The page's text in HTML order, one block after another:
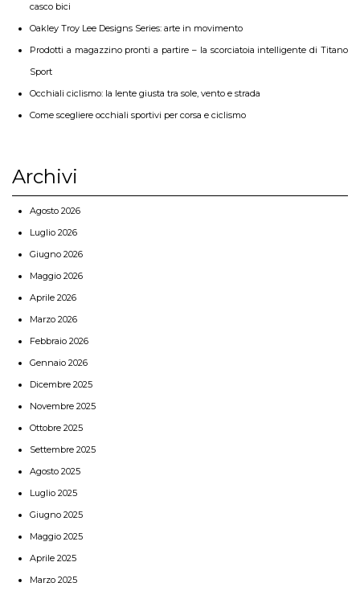
casco bici
Oakley Troy Lee Designs Series: arte in movimento
Prodotti a magazzino pronti a partire – la scorciatoia intelligente di Titano
Sport
Occhiali ciclismo: la lente giusta tra sole, vento e strada
Come scegliere occhiali sportivi per corsa e ciclismo
Archivi
Agosto 2026
Luglio 2026
Giugno 2026
Maggio 2026
Aprile 2026
Marzo 2026
Febbraio 2026
Gennaio 2026
Dicembre 2025
Novembre 2025
Ottobre 2025
Settembre 2025
Agosto 2025
Luglio 2025
Giugno 2025
Maggio 2025
Aprile 2025
Marzo 2025